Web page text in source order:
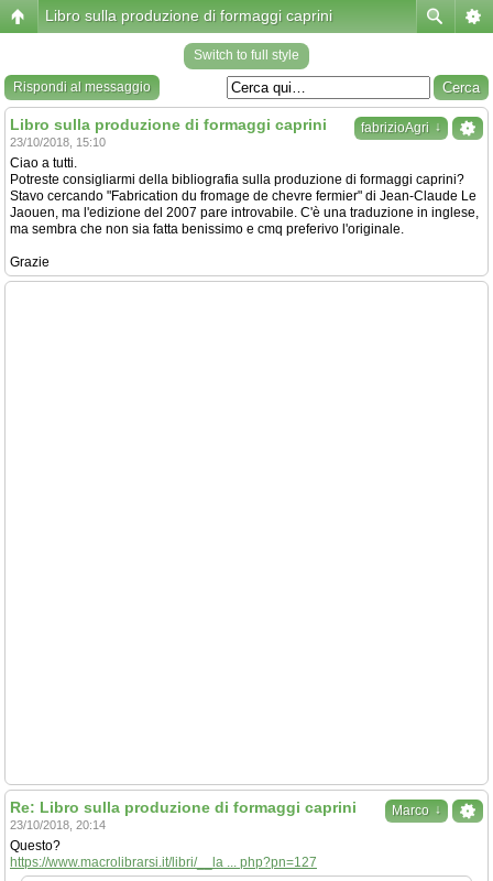
Libro sulla produzione di formaggi caprini
Switch to full style
Rispondi al messaggio
fabrizioAgri ↓
Libro sulla produzione di formaggi caprini
23/10/2018, 15:10
Ciao a tutti.
Potreste consigliarmi della bibliografia sulla produzione di formaggi caprini?
Stavo cercando "Fabrication du fromage de chevre fermier" di Jean-Claude Le
Jaouen, ma l'edizione del 2007 pare introvabile. C'è una traduzione in inglese,
ma sembra che non sia fatta benissimo e cmq preferivo l'originale.
Grazie
Marco ↓
Re: Libro sulla produzione di formaggi caprini
23/10/2018, 20:14
Questo?
https://www.macrolibrarsi.it/libri/__la ... php?pn=127